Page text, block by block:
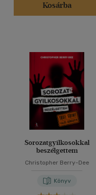
Kosárba
Sorozatgyilkosokkal
beszélgettem
Christopher Berry-Dee
Könyv